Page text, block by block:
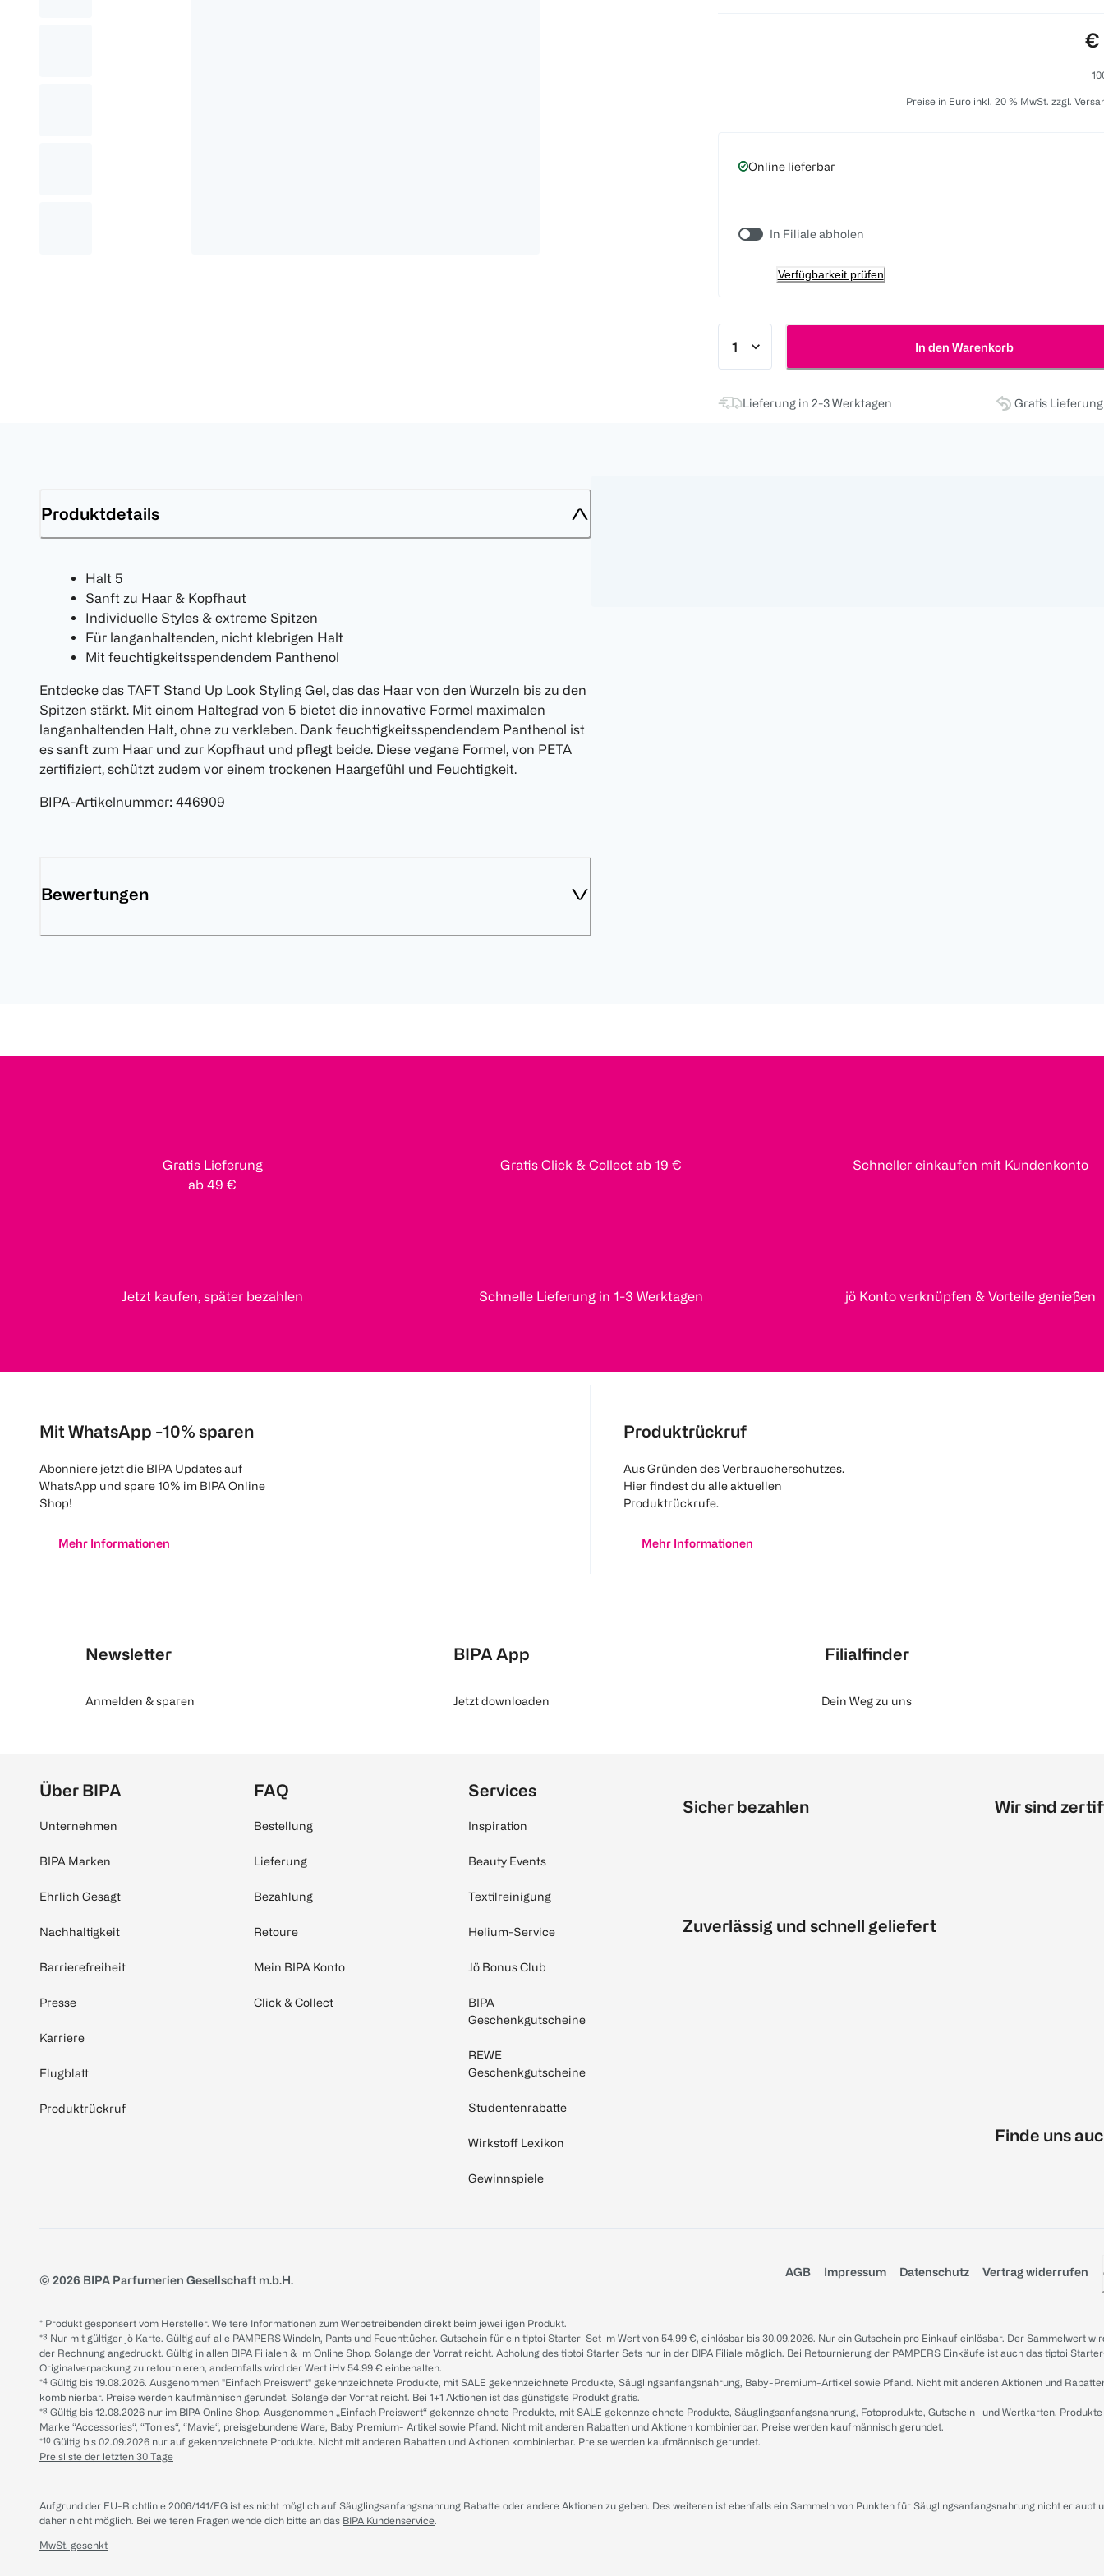
€
Preise in Euro inkl. 20 % MwSt. zzgl.
Online lieferbar
In Filiale abholen
Verfügbarkeit prüfen
In den Warenkorb
Lieferung in 2-3 Werktagen Gratis
Produktdetails
Halt 5
Sanft zu Haar & Kopfhaut
Individuelle Styles & extreme Spitzen
Für langanhaltenden, nicht klebrigen Halt
Mit feuchtigkeitsspendendem Panthenol
Entdecke das TAFT Stand Up Look Styling Gel, das das Haar von den Wurzeln bis zu den
Spitzen stärkt. Mit einem Haltegrad von 5 bietet die innovative Formel maximalen
langanhaltenden Halt, ohne zu verkleben. Dank feuchtigkeitsspendendem Panthenol ist
es sanft zum Haar und zur Kopfhaut und pflegt beide. Diese vegane Formel, von PETA
zertifiziert, schützt zudem vor einem trockenen Haargefühl und Feuchtigkeit.
BIPA-Artikelnummer: 446909
Bewertungen
Gratis Lieferung
ab 49 €
Gratis Click & Collect ab 19 € Schneller einkaufen mit Kundenkonto
Jetzt kaufen, später bezahlen Schnelle Lieferung in 1-3 Werktagen jö Konto verknüpfen & Vorteile genießen
Mit WhatsApp -10% sparen
Abonniere jetzt die BIPA Updates auf
WhatsApp und spare 10% im BIPA Online
Shop!
Mehr Informationen
Produktrückruf
Aus Gründen des Verbraucherschutzes.
Hier findest du alle aktuellen
Produktrückrufe.
Mehr Informationen
Newsletter
Anmelden & sparen
BIPA App
Jetzt downloaden
Filialfinder
Dein Weg zu uns
Über BIPA
Unternehmen
BIPA Marken
Ehrlich Gesagt
Nachhaltigkeit
Barrierefreiheit
Presse
Karriere
Flugblatt
Produktrückruf
FAQ
Bestellung
Lieferung
Bezahlung
Retoure
Mein BIPA Konto
Click & Collect
Services
Inspiration
Beauty Events
Textilreinigung
Helium-Service
Jö Bonus Club
BIPA
Geschenkgutscheine
REWE
Geschenkgutscheine
Studentenrabatte
Wirkstoff Lexikon
Gewinnspiele
Sicher bezahlen
Zuverlässig und schnell geliefert
Wir sind
Finde uns
© 2026 BIPA Parfumerien Gesellschaft m.b.H.
AGB Impressum Datenschutz Vertrag widerrufen
* Produkt gesponsert vom Hersteller. Weitere Informationen zum Werbetreibenden direkt beim jeweiligen Produkt.
*³ Nur mit gültiger jö Karte. Gültig auf alle PAMPERS Windeln, Pants und Feuchttücher. Gutschein für ein tiptoi Starter-Set im Wert von 54.99 €, einlösbar bis 30.09.2026. Nur ein Gutschein pro Einkauf einlösbar. Der Sammelwert
der Rechnung angedruckt. Gültig in allen BIPA Filialen & im Online Shop. Solange der Vorrat reicht. Abholung des tiptoi Starter Sets nur in der BIPA Filiale möglich. Bei Retournierung der PAMPERS Einkäufe ist auch das tiptoi
Originalverpackung zu retournieren, andernfalls wird der Wert iHv 54.99 € einbehalten.
*⁴ Gültig bis 19.08.2026. Ausgenommen "Einfach Preiswert" gekennzeichnete Produkte, mit SALE gekennzeichnete Produkte, Säuglingsanfangsnahrung, Baby-Premium-Artikel sowie Pfand. Nicht mit anderen Aktionen und
kombinierbar. Preise werden kaufmännisch gerundet. Solange der Vorrat reicht. Bei 1+1 Aktionen ist das günstigste Produkt gratis.
*⁸ Gültig bis 12.08.2026 nur im BIPA Online Shop. Ausgenommen „Einfach Preiswert“ gekennzeichnete Produkte, mit SALE gekennzeichnete Produkte, Säuglingsanfangsnahrung, Fotoprodukte, Gutschein- und Wertkarten,
Marke “Accessories“, “Tonies“, “Mavie“, preisgebundene Ware, Baby Premium- Artikel sowie Pfand. Nicht mit anderen Rabatten und Aktionen kombinierbar. Preise werden kaufmännisch gerundet.
*¹⁰ Gültig bis 02.09.2026 nur auf gekennzeichnete Produkte. Nicht mit anderen Rabatten und Aktionen kombinierbar. Preise werden kaufmännisch gerundet.
Preisliste der letzten 30 Tage
Aufgrund der EU-Richtlinie 2006/141/EG ist es nicht möglich auf Säuglingsanfangsnahrung Rabatte oder andere Aktionen zu geben. Des weiteren ist ebenfalls ein Sammeln von Punkten für Säuglingsanfangsnahrung nicht erlaubt
daher nicht möglich. Bei weiteren Fragen wende dich bitte an das BIPA Kundenservice.
MwSt. gesenkt